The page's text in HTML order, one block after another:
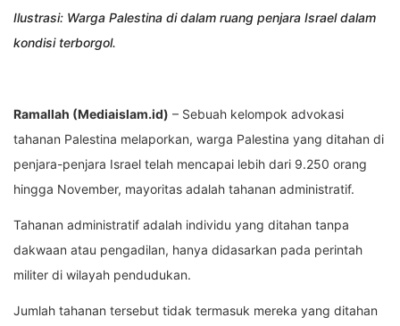
Ilustrasi: Warga Palestina di dalam ruang penjara Israel dalam
kondisi terborgol.
Ramallah (Mediaislam.id) – Sebuah kelompok advokasi
tahanan Palestina melaporkan, warga Palestina yang ditahan di
penjara-penjara Israel telah mencapai lebih dari 9.250 orang
hingga November, mayoritas adalah tahanan administratif.
Tahanan administratif adalah individu yang ditahan tanpa
dakwaan atau pengadilan, hanya didasarkan pada perintah
militer di wilayah pendudukan.
Jumlah tahanan tersebut tidak termasuk mereka yang ditahan